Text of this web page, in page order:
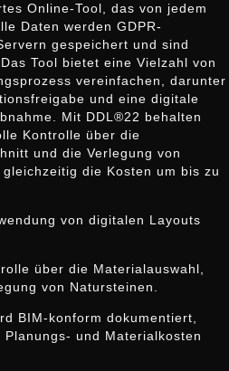
Online-Tool, das von jedem
Daten werden GDPR-
gespeichert und sind
Tool bietet eine Vielzahl von
vereinfachen, darunter
und eine digitale
Mit DDL®22 behalten
Kontrolle über die
und die Verlegung von
die Kosten um bis zu
von digitalen Layouts
über die Materialauswahl,
von Natursteinen.
BIM-konform dokumentiert,
und Materialkosten